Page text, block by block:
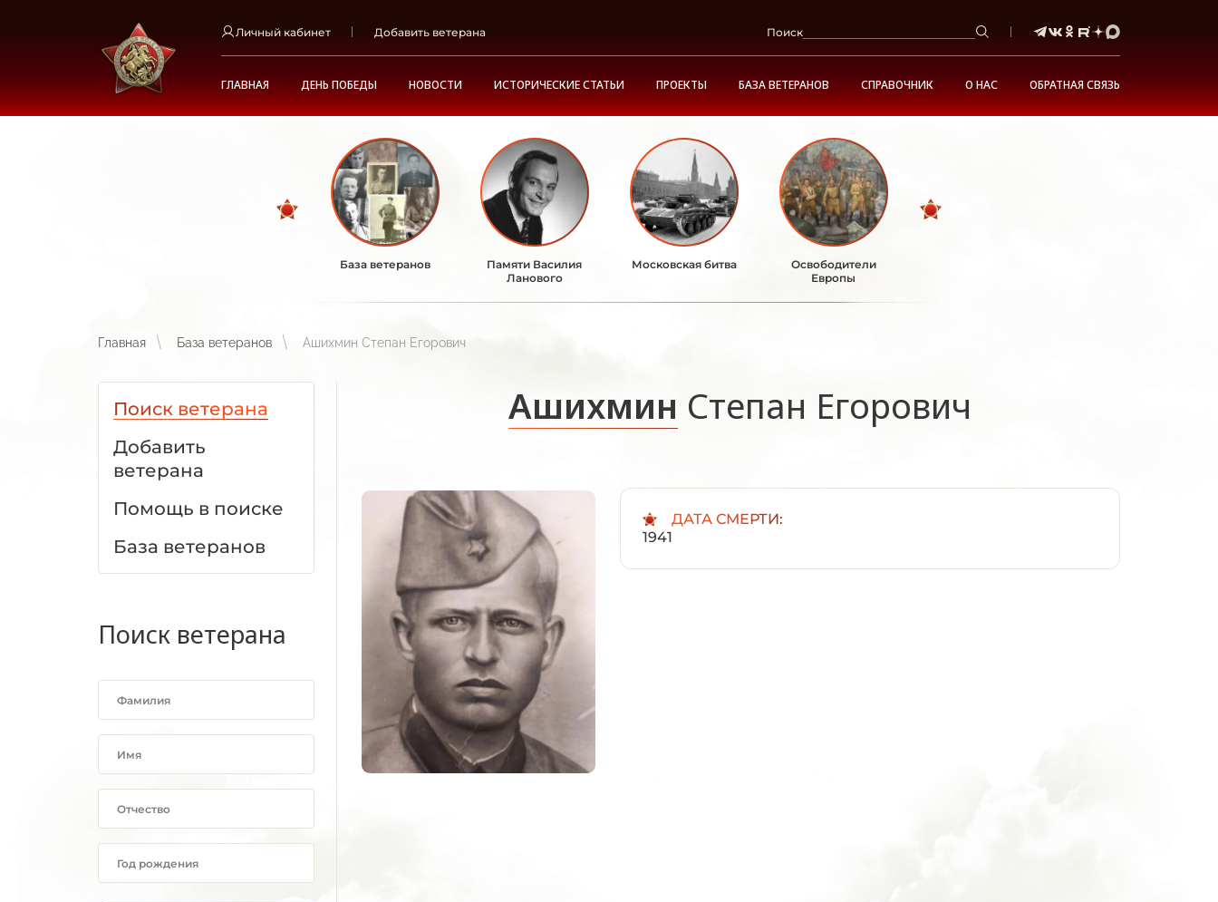
Личный кабинет Добавить ветерана Поиск
ГЛАВНАЯ ДЕНЬ ПОБЕДЫ НОВОСТИ ИСТОРИЧЕСКИЕ СТАТЬИ ПРОЕКТЫ БАЗА ВЕТЕРАНОВ СПРАВОЧНИК О НАС ОБРАТНАЯ СВЯЗЬ
База ветеранов
Памяти Василия
Ланового
Московская битва
Освободители
Европы
Главная База ветеранов Ашихмин Степан Егорович
Поиск ветерана
Добавить
ветерана
Помощь в поиске
База ветеранов
Поиск ветерана
Ашихмин Степан Егорович
ДАТА СМЕРТИ:
1941